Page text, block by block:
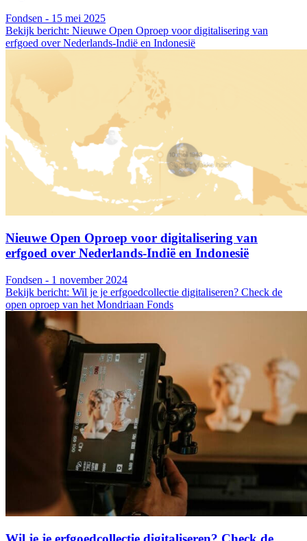
Fondsen - 15 mei 2025
Bekijk bericht: Nieuwe Open Oproep voor digitalisering van
erfgoed over Nederlands-Indië en Indonesië
Nieuwe Open Oproep voor digitalisering van
erfgoed over Nederlands-Indië en Indonesië
Fondsen - 1 november 2024
Bekijk bericht: Wil je je erfgoedcollectie digitaliseren? Check de
open oproep van het Mondriaan Fonds